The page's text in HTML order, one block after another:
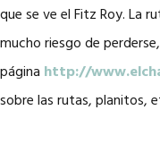
que se ve el Fitz Roy. La
mucho riesgo de
página http://
sobre las rutas, planitos,